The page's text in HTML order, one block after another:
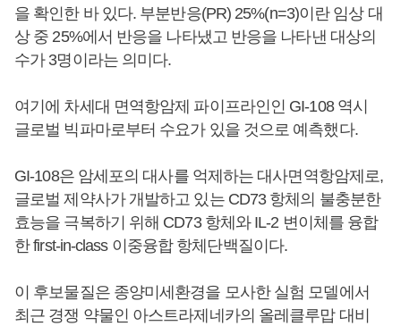
을 확인한 바 있다. 부분반응(PR) 25%(n=3)이란 임상 대
상 중 25%에서 반응을 나타냈고 반응을 나타낸 대상의
수가 3명이라는 의미다.
여기에 차세대 면역항암제 파이프라인인 GI-108 역시
글로벌 빅파마로부터 수요가 있을 것으로 예측했다.
GI-108은 암세포의 대사를 억제하는 대사면역항암제로,
글로벌 제약사가 개발하고 있는 CD73 항체의 불충분한
효능을 극복하기 위해 CD73 항체와 IL-2 변이체를 융합
한 first-in-class 이중융합 항체단백질이다.
이 후보물질은 종양미세환경을 모사한 실험 모델에서
최근 경쟁 약물인 아스트라제네카의 올레클루맙 대비